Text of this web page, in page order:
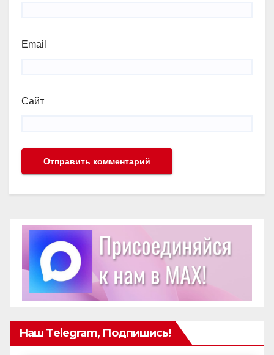
Email
Сайт
Наш Telegram, Подпишись!